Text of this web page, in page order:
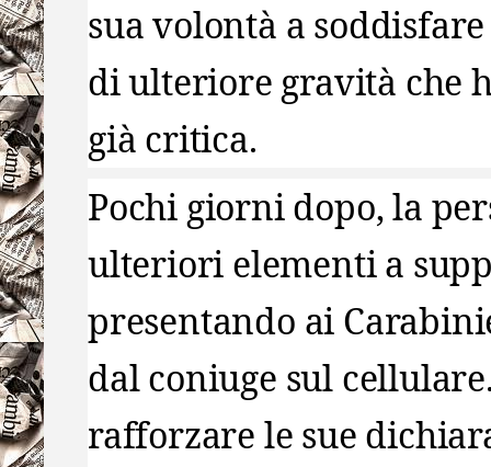
sua volontà a
di ulteriore gravità che
già critica.
Pochi giorni dopo, la
ulteriori elementi a
presentando ai
dal coniuge sul
rafforzare le sue